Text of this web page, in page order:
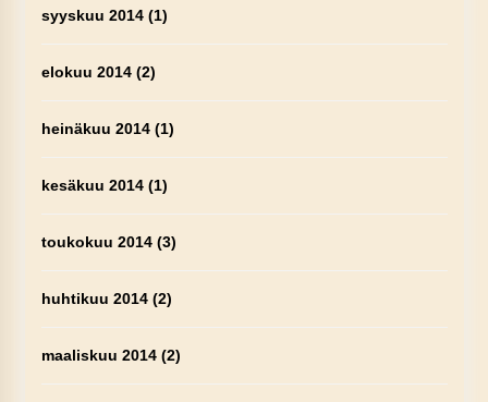
syyskuu 2014(1)
elokuu 2014(2)
heinäkuu 2014(1)
kesäkuu 2014(1)
toukokuu 2014(3)
huhtikuu 2014(2)
maaliskuu 2014(2)